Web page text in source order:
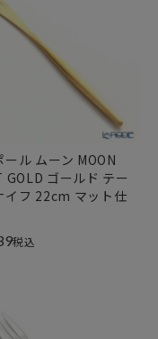
ール ムーン MOON
GOLD ゴールド テー
イフ 22cm マット仕
税込